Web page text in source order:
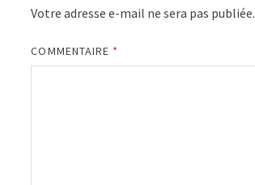
Votre adresse e-mail ne sera pas publiée.
COMMENTAIRE *